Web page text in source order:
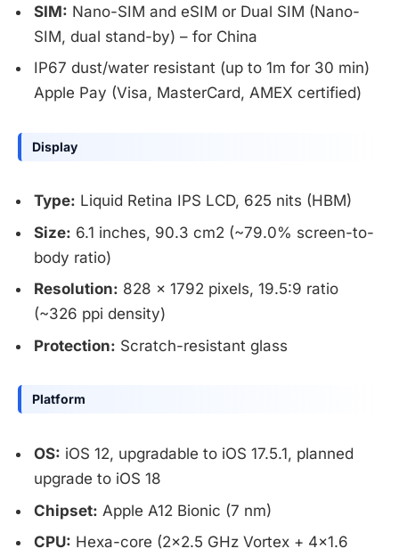
SIM: Nano-SIM and eSIM or Dual SIM (Nano-
SIM, dual stand-by) – for China
IP67 dust/water resistant (up to 1m for 30 min)
Apple Pay (Visa, MasterCard, AMEX certified)
Display
Type: Liquid Retina IPS LCD, 625 nits (HBM)
Size: 6.1 inches, 90.3 cm2 (~79.0% screen-to-
body ratio)
Resolution: 828 x 1792 pixels, 19.5:9 ratio
(~326 ppi density)
Protection: Scratch-resistant glass
Platform
OS: iOS 12, upgradable to iOS 17.5.1, planned
upgrade to iOS 18
Chipset: Apple A12 Bionic (7 nm)
CPU: Hexa-core (2×2.5 GHz Vortex + 4×1.6